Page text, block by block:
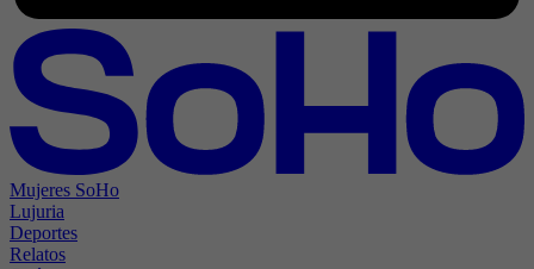
Mujeres SoHo
Lujuria
Deportes
Relatos